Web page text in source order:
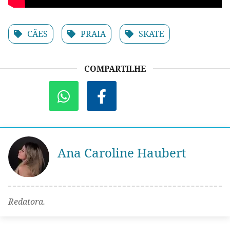
CÃES PRAIA SKATE
COMPARTILHE
Ana Caroline Haubert
Redatora.